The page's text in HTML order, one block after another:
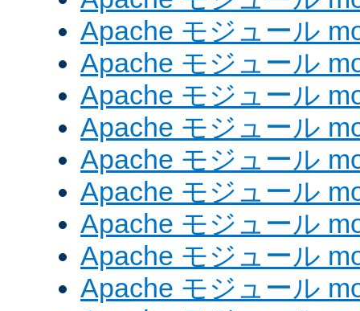
Apache モジュール
Apache モジュール
Apache モジュール
Apache モジュール
Apache モジュール
Apache モジュール
Apache モジュール
Apache モジュール
Apache モジュール